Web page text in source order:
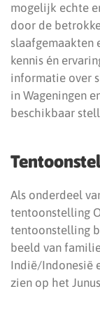
mogelijk echte
door de
slaafgemaakten
kennis én
informatie over
in Wageningen
beschikbaar
Als onderdeel
tentoonstelling
tentoonstelling
beeld van
Indië/Indonesië
zien op het